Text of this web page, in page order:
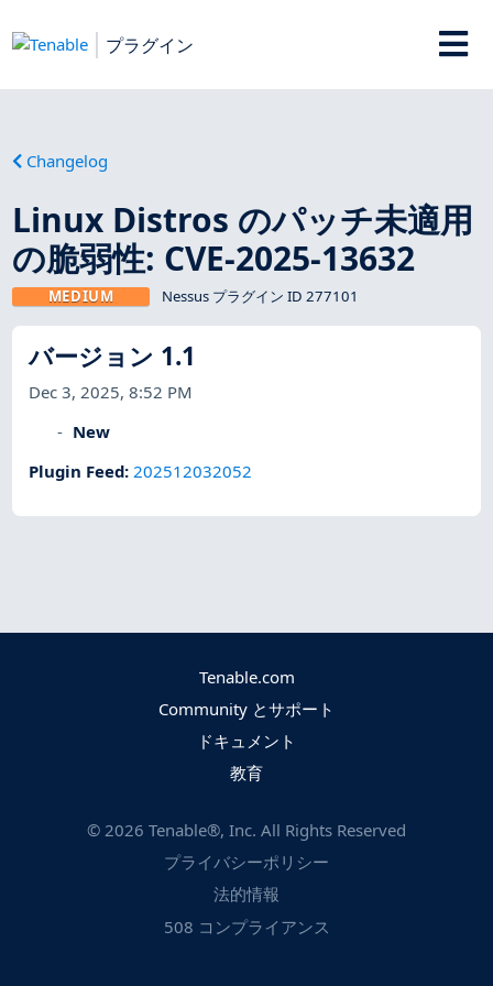
プラグイン
Changelog
Linux Distros のパッチ未適用
の脆弱性: CVE-2025-13632
MEDIUM Nessus プラグイン ID 277101
バージョン 1.1
Dec 3, 2025, 8:52 PM
New
Plugin Feed:202512032052
Tenable.com
Community とサポート
ドキュメント
教育
© 2026 Tenable®, Inc. All Rights Reserved
プライバシーポリシー
法的情報
508 コンプライアンス